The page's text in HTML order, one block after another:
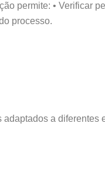
permite: • Verificar
processo.
a